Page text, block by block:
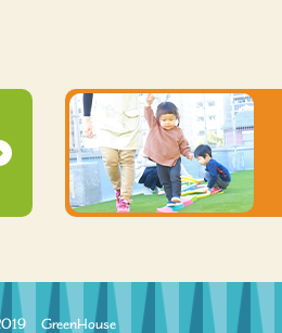
GreenHouse